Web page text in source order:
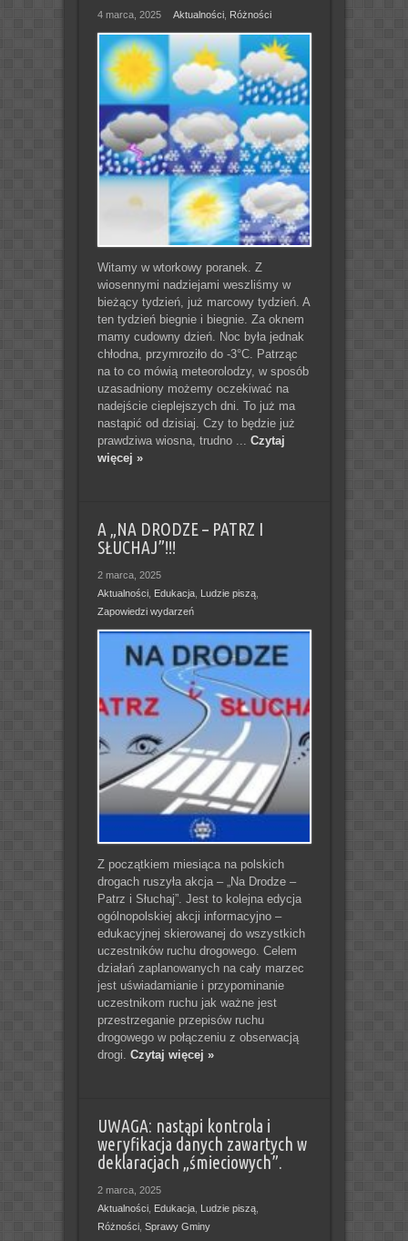
4 marca, 2025 Aktualności, Różności
Witamy w wtorkowy poranek. Z
wiosennymi nadziejami weszliśmy w
bieżący tydzień, już marcowy tydzień. A
ten tydzień biegnie i biegnie. Za oknem
mamy cudowny dzień. Noc była jednak
chłodna, przymroziło do -3°C. Patrząc
na to co mówią meteorolodzy, w sposób
uzasadniony możemy oczekiwać na
nadejście cieplejszych dni. To już ma
nastąpić od dzisiaj. Czy to będzie już
prawdziwa wiosna, trudno ... Czytaj
więcej »
A „NA DRODZE – PATRZ I
SŁUCHAJ”!!!
2 marca, 2025
Aktualności, Edukacja, Ludzie piszą,
Zapowiedzi wydarzeń
Z początkiem miesiąca na polskich
drogach ruszyła akcja – „Na Drodze –
Patrz i Słuchaj”. Jest to kolejna edycja
ogólnopolskiej akcji informacyjno –
edukacyjnej skierowanej do wszystkich
uczestników ruchu drogowego. Celem
działań zaplanowanych na cały marzec
jest uświadamianie i przypominanie
uczestnikom ruchu jak ważne jest
przestrzeganie przepisów ruchu
drogowego w połączeniu z obserwacją
drogi. Czytaj więcej »
UWAGA: nastąpi kontrola i
weryfikacja danych zawartych w
deklaracjach „śmieciowych”.
2 marca, 2025
Aktualności, Edukacja, Ludzie piszą,
Różności, Sprawy Gminy